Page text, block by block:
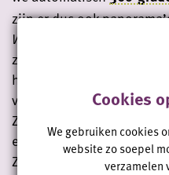
zijn er dus ook
Westenholtenallee
zijn wegen die zich
hoge kantoorgebouwen
vallen. Iedereen die wel
Zwolle rijdt, heeft deze
eens gezien. Bekijk het
Zwolse skyline hieronder.
Cookies
We gebruiken cookies
website zo soepel
verzamelen